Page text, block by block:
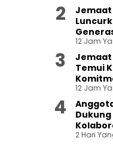
Jemaat
12 Jam
Jemaat
Temui
12 Jam
2 Hari